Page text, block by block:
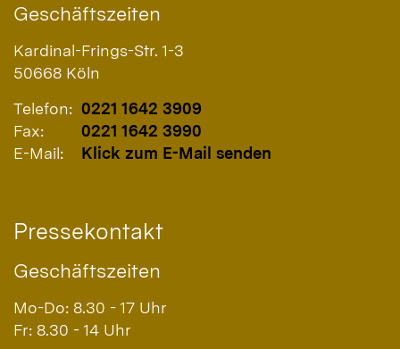
Geschäftszeiten
Kardinal-Frings-Str. 1-3
50668 Köln
Telefon: 0221 1642 3909
Fax:
0221 1642 3990
E-Mail:
Klick zum E-Mail senden
Pressekontakt
Geschäftszeiten
Mo-Do: 8.30 - 17 Uhr
Fr: 8.30 - 14 Uhr